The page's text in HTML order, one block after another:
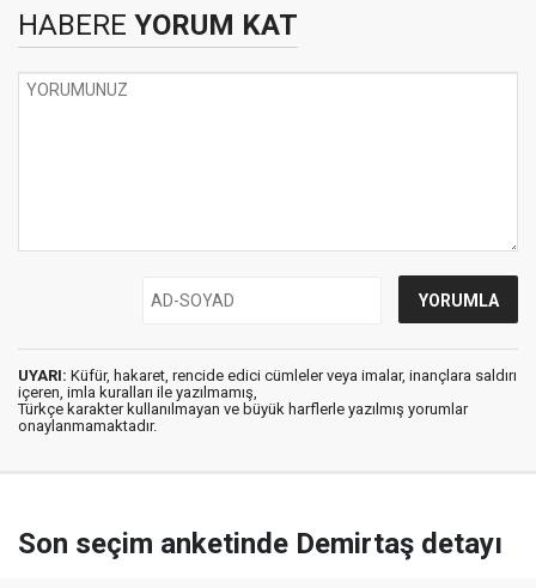
HABERE YORUM KAT
UYARI: Küfür, hakaret, rencide edici cümleler veya imalar, inançlara saldırı
içeren, imla kuralları ile yazılmamış,
Türkçe karakter kullanılmayan ve büyük harflerle yazılmış yorumlar
onaylanmamaktadır.
Son seçim anketinde Demirtaş detayı